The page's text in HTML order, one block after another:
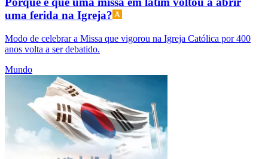
uma ferida na Igreja?
Modo de celebrar a Missa que vigorou na Igreja Católica por 400
anos volta a ser debatido.
Mundo